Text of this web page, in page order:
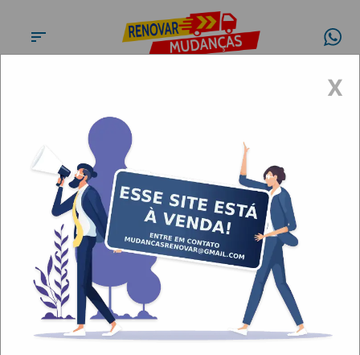
Conheça a
Renovar
Mudanças
X